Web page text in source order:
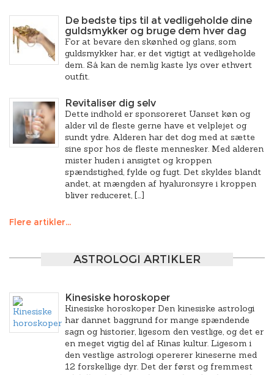
De bedste tips til at vedligeholde dine
guldsmykker og bruge dem hver dag
For at bevare den skønhed og glans, som
guldsmykker har, er det vigtigt at vedligeholde
dem. Så kan de nemlig kaste lys over ethvert
outfit.
Revitaliser dig selv
Dette indhold er sponsoreret Uanset køn og
alder vil de fleste gerne have et velplejet og
sundt ydre. Alderen har det dog med at sætte
sine spor hos de fleste mennesker. Med alderen
mister huden i ansigtet og kroppen
spændstighed, fylde og fugt. Det skyldes blandt
andet, at mængden af hyaluronsyre i kroppen
bliver reduceret, […]
Flere artikler...
ASTROLOGI ARTIKLER
Kinesiske horoskoper
Kinesiske horoskoper Den kinesiske astrologi
har dannet baggrund for mange spændende
sagn og historier, ligesom den vestlige, og det er
en meget vigtig del af Kinas kultur. Ligesom i
den vestlige astrologi opererer kineserne med
12 forskellige dyr. Det der først og fremmest